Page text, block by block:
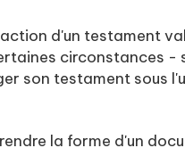
d'un testament
circonstances -
son testament sous
la forme d'un